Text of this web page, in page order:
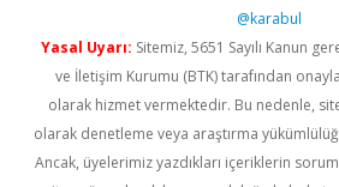
@karabul
Yasal Uyarı: Sitemiz, 5651 Sayılı Kanun
ve İletişim Kurumu (BTK) tarafından
olarak hizmet vermektedir. Bu nedenle,
olarak denetleme veya araştırma
Ancak, üyelerimiz yazdıkları içeriklerin